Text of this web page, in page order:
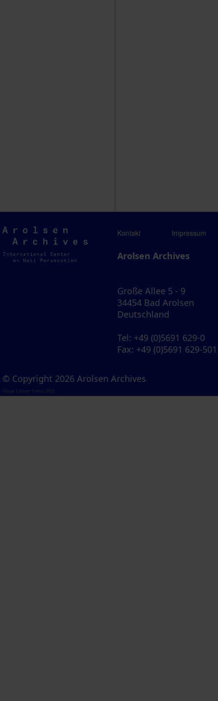
Arolsen
Archives
Kontakt Impressum
Arolsen Archives
Große Allee 5 - 9
34454 Bad Arolsen
Deutschland
Tel: +49 (0)5691 629-0
Fax: +49 (0)5691 629-501
© Copyright 2026 Arolsen Archives
Visual Library Server 2026